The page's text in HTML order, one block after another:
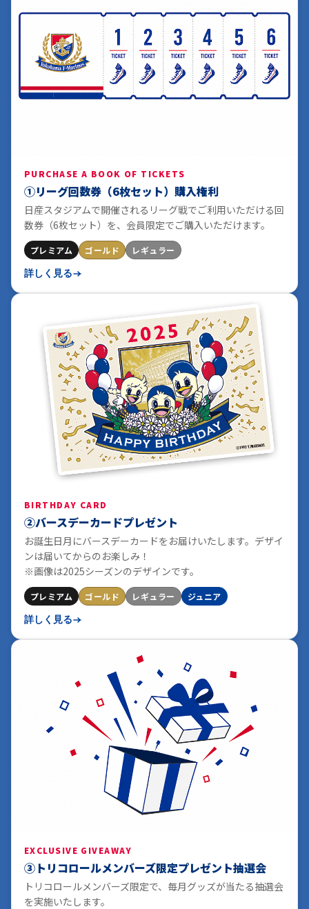
PURCHASE A BOOK OF TICKETS
①リーグ回数券（6枚セット）購入権利
日産スタジアムで開催されるリーグ戦でご利用いただける回
数券（6枚セット）を、会員限定でご購入いただけます。
プレミアム ゴールド レギュラー
詳しく見る
BIRTHDAY CARD
②バースデーカードプレゼント
お誕生日月にバースデーカードをお届けいたします。デザイ
ンは届いてからのお楽しみ！
※画像は2025シーズンのデザインです。
プレミアム ゴールド レギュラー ジュニア
詳しく見る
EXCLUSIVE GIVEAWAY
③トリコロールメンバーズ限定プレゼント抽選会
トリコロールメンバーズ限定で、毎月グッズが当たる抽選会
を実施いたします。